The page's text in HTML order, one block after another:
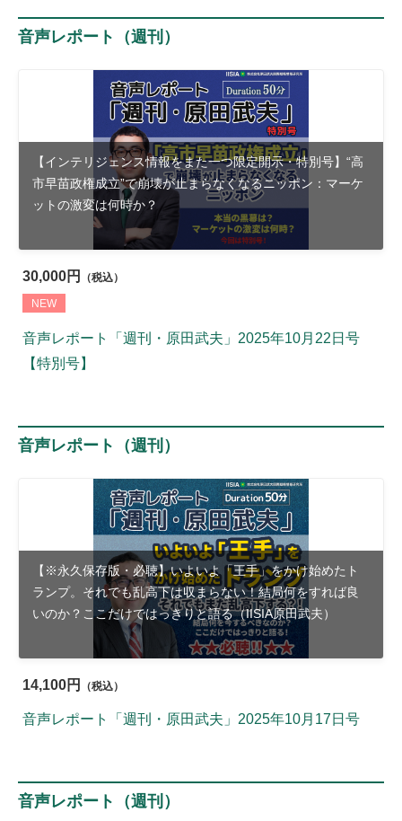
音声レポート（週刊）
【インテリジェンス情報をまた一つ限定開示・特別号】“高
市早苗政権成立”で崩壊が止まらなくなるニッポン：マーケ
ットの激変は何時か？
30,000円 （税込）
NEW
音声レポート「週刊・原田武夫」2025年10月22日号
【特別号】
音声レポート（週刊）
【※永久保存版・必聴】いよいよ「王手」をかけ始めたト
ランプ。それでも乱高下は収まらない！結局何をすれば良
いのか？ここだけではっきりと語る（IISIA原田武夫）
14,100円 （税込）
音声レポート「週刊・原田武夫」2025年10月17日号
音声レポート（週刊）